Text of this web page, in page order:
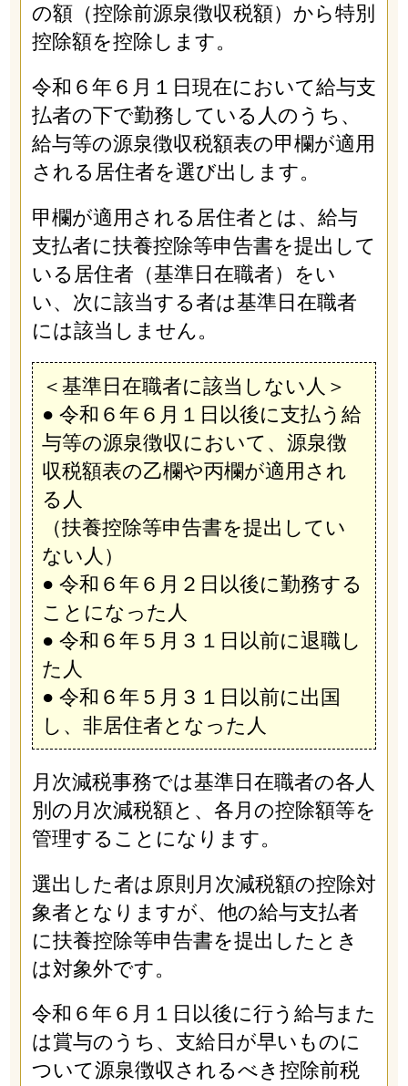
の額（控除前源泉徴収税額）から特別
控除額を控除します。
令和６年６月１日現在において給与支
払者の下で勤務している人のうち、
給与等の源泉徴収税額表の甲欄が適用
される居住者を選び出します。
甲欄が適用される居住者とは、給与
支払者に扶養控除等申告書を提出して
いる居住者（基準日在職者）をい
い、次に該当する者は基準日在職者
には該当しません。
＜基準日在職者に該当しない人＞
● 令和６年６月１日以後に支払う給
与等の源泉徴収において、源泉徴
収税額表の乙欄や丙欄が適用され
る人
（扶養控除等申告書を提出してい
ない人）
● 令和６年６月２日以後に勤務する
ことになった人
● 令和６年５月３１日以前に退職し
た人
● 令和６年５月３１日以前に出国
し、非居住者となった人
月次減税事務では基準日在職者の各人
別の月次減税額と、各月の控除額等を
管理することになります。
選出した者は原則月次減税額の控除対
象者となりますが、他の給与支払者
に扶養控除等申告書を提出したとき
は対象外です。
令和６年６月１日以後に行う給与また
は賞与のうち、支給日が早いものに
ついて源泉徴収されるべき控除前税